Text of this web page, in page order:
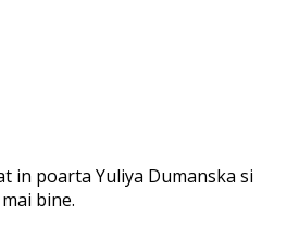
in poarta Yuliya Dumanska si
bine.